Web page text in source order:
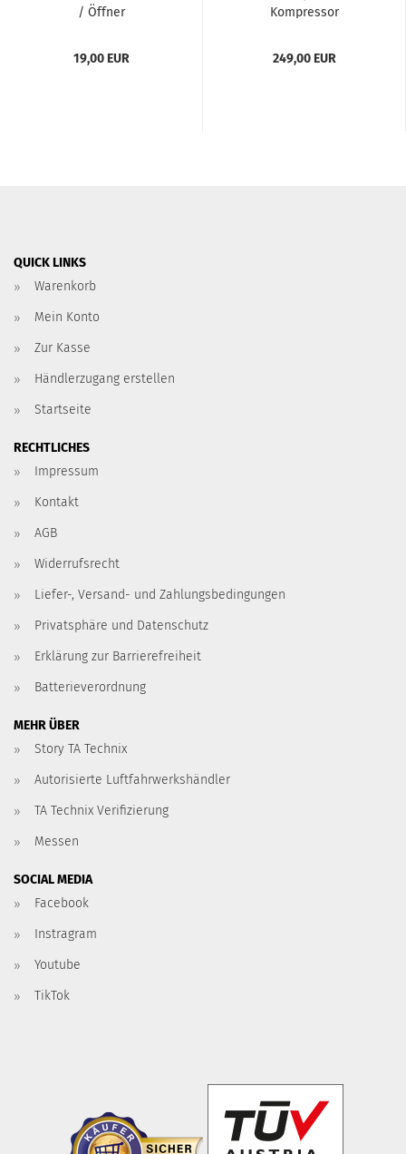
/ Öff­ner
19,00 EUR
Kom­pres­sor
249,00 EUR
QUICK LINKS
Warenkorb
Mein Konto
Zur Kasse
Händlerzugang erstellen
Startseite
RECHTLICHES
Impressum
Kontakt
AGB
Widerrufsrecht
Liefer-, Versand- und Zahlungsbedingungen
Privatsphäre und Datenschutz
Erklärung zur Barrierefreiheit
Batterieverordnung
MEHR ÜBER
Story TA Technix
Autorisierte Luftfahrwerkshändler
TA Technix Verifizierung
Messen
SOCIAL MEDIA
Facebook
Instragram
Youtube
TikTok